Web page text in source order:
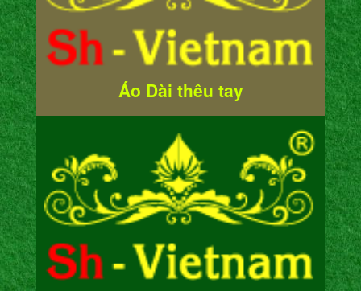
Áo Dài thêu tay